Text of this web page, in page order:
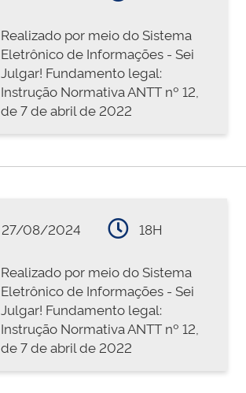
Realizado por meio do Sistema
Eletrônico de Informações - Sei
Julgar! Fundamento legal:
Instrução Normativa ANTT nº 12,
de 7 de abril de 2022
27/08/2024 18H
Realizado por meio do Sistema
Eletrônico de Informações - Sei
Julgar! Fundamento legal:
Instrução Normativa ANTT nº 12,
de 7 de abril de 2022